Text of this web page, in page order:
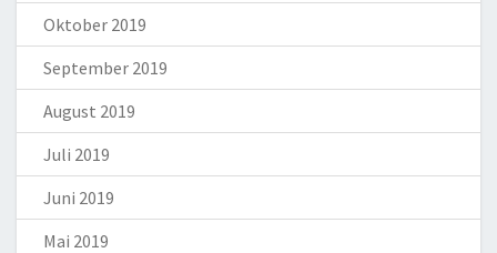
Oktober 2019
September 2019
August 2019
Juli 2019
Juni 2019
Mai 2019